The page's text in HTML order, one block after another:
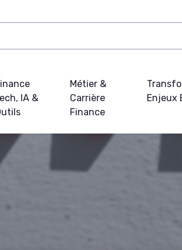
IA &
Métier &
Carrière
Finance
Enjeux